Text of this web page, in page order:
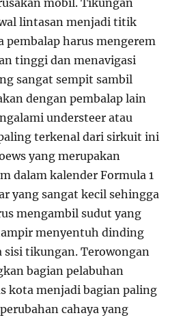
lintasan menjadi titik
pembalap harus mengerem
tinggi dan menavigasi
sangat sempit sambil
dengan pembalap lain
understeer atau
terkenal dari sirkuit ini
yang merupakan
dalam kalender Formula 1
yang sangat kecil sehingga
mengambil sudut yang
menyentuh dinding
sisi tikungan. Terowongan
bagian pelabuhan
kota menjadi bagian paling
cahaya yang